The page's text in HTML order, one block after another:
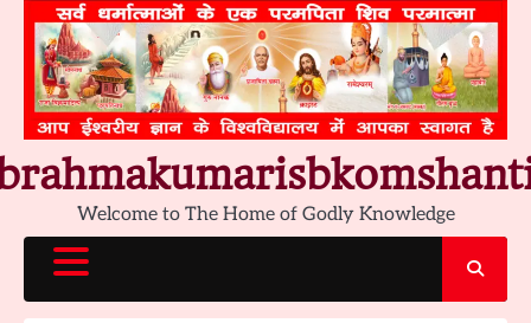
content
Welcome to The Home of Godly Knowledge